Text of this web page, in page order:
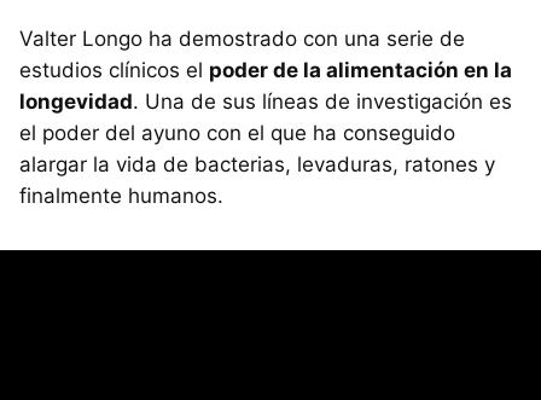
Valter Longo ha demostrado con una serie de
estudios clínicos el poder de la alimentación en la
longevidad. Una de sus líneas de investigación es
el poder del ayuno con el que ha conseguido
alargar la vida de bacterias, levaduras, ratones y
finalmente humanos.